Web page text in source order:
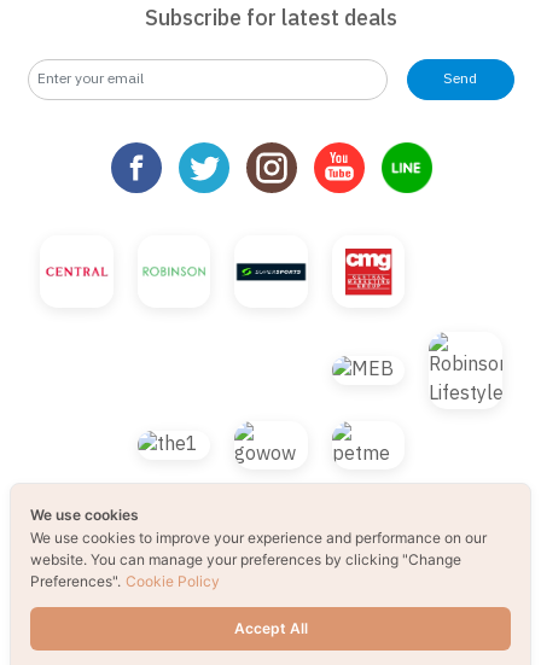
Subscribe for latest deals
Send
© 2021 B2S CLUB, All rights reserved. Web
Design by1001click.
We use cookies
We use cookies to improve your experience and performance on our
website. You can manage your preferences by clicking "Change
Preferences". Cookie Policy
Accept All